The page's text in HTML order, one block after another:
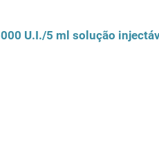
U.I./5 ml solução